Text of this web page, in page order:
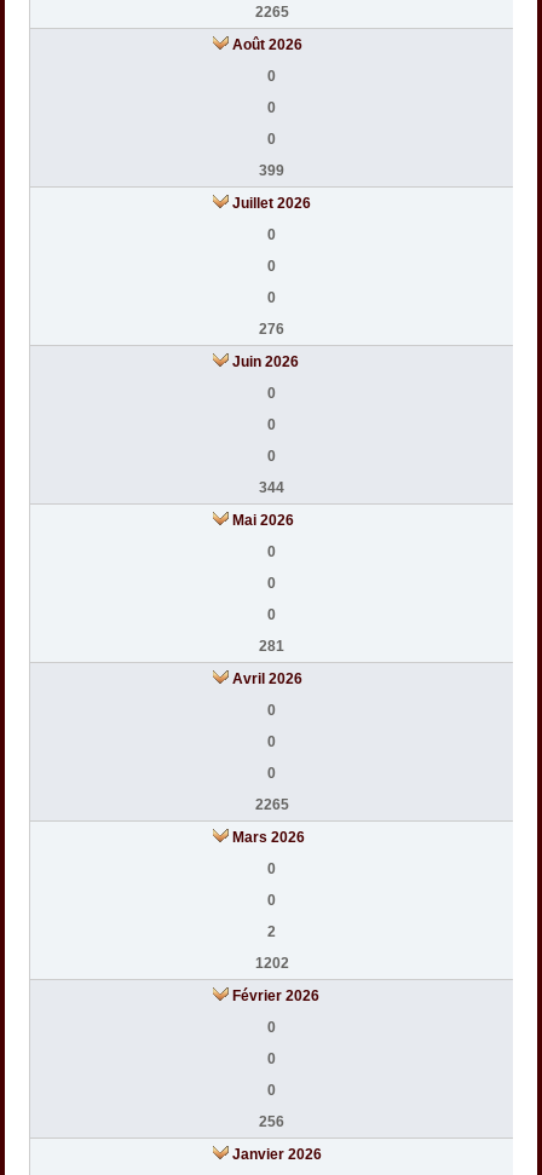
2265
Août 2026
0
0
0
399
Juillet 2026
0
0
0
276
Juin 2026
0
0
0
344
Mai 2026
0
0
0
281
Avril 2026
0
0
0
2265
Mars 2026
0
0
2
1202
Février 2026
0
0
0
256
Janvier 2026